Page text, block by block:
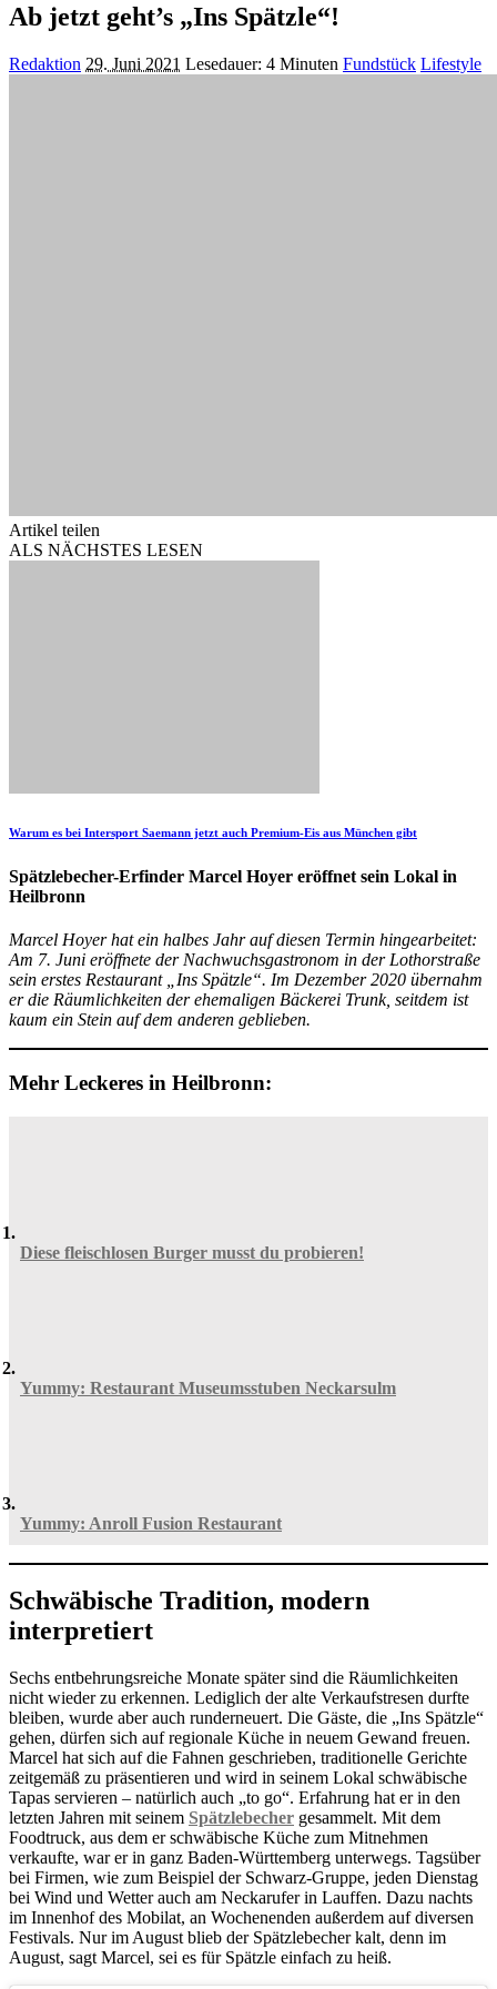
Ab jetzt geht’s „Ins Spätzle“!
Posted
Redaktion 29. Juni 2021 Lesedauer: 4 Minuten Fundstück Lifestyle
Artikel teilen
ALS NÄCHSTES LESEN
Warum es bei Intersport Saemann jetzt auch Premium-Eis aus München gibt
Spätzlebecher-Erfinder Marcel Hoyer eröffnet sein Lokal in
Heilbronn
Marcel Hoyer hat ein halbes Jahr auf diesen Termin hingearbeitet:
Am 7. Juni eröffnete der Nachwuchsgastronom in der Lothorstraße
sein erstes Restaurant „Ins Spätzle“. Im Dezember 2020 übernahm
er die Räumlichkeiten der ehemaligen Bäckerei Trunk, seitdem ist
kaum ein Stein auf dem anderen geblieben.
Mehr Leckeres in Heilbronn:
Diese fleischlosen Burger musst du probieren!
Yummy: Restaurant Museumsstuben Neckarsulm
Yummy: Anroll Fusion Restaurant
Schwäbische Tradition, modern
interpretiert
Sechs entbehrungsreiche Monate später sind die Räumlichkeiten
nicht wieder zu erkennen. Lediglich der alte Verkaufstresen durfte
bleiben, wurde aber auch runderneuert. Die Gäste, die „Ins Spätzle“
gehen, dürfen sich auf regionale Küche in neuem Gewand freuen.
Marcel hat sich auf die Fahnen geschrieben, traditionelle Gerichte
zeitgemäß zu präsentieren und wird in seinem Lokal schwäbische
Tapas servieren – natürlich auch „to go“. Erfahrung hat er in den
letzten Jahren mit seinem Spätzlebecher gesammelt. Mit dem
Foodtruck, aus dem er schwäbische Küche zum Mitnehmen
verkaufte, war er in ganz Baden-Württemberg unterwegs. Tagsüber
bei Firmen, wie zum Beispiel der Schwarz-Gruppe, jeden Dienstag
bei Wind und Wetter auch am Neckarufer in Lauffen. Dazu nachts
im Innenhof des Mobilat, an Wochenenden außerdem auf diversen
Festivals. Nur im August blieb der Spätzlebecher kalt, denn im
August, sagt Marcel, sei es für Spätzle einfach zu heiß.